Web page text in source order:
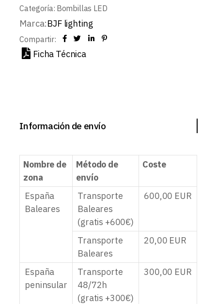
Categoría: Bombillas LED
Marca:BJF lighting
Compartir:
Ficha Técnica
Información de envío
Nombre de
zona
Método de
envío
Coste
España
Baleares
Transporte
Baleares
(gratis +600€)
600,00 EUR
Transporte
Baleares
20,00 EUR
España
peninsular
Transporte
48/72h
(gratis +300€)
300,00 EUR